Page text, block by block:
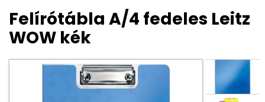
Felírótábla A/4 fedeles Leitz
WOW kék